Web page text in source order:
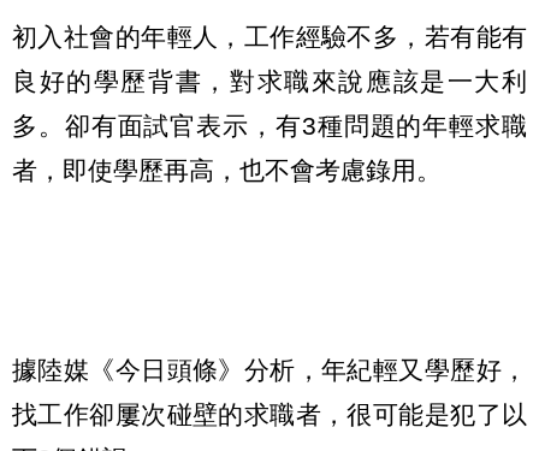
初入社會的年輕人，工作經驗不多，若有能有
良好的學歷背書，對求職來說應該是一大利
多。卻有面試官表示，有3種問題的年輕求職
者，即使學歷再高，也不會考慮錄用。
據陸媒《今日頭條》分析，年紀輕又學歷好，
找工作卻屢次碰壁的求職者，很可能是犯了以